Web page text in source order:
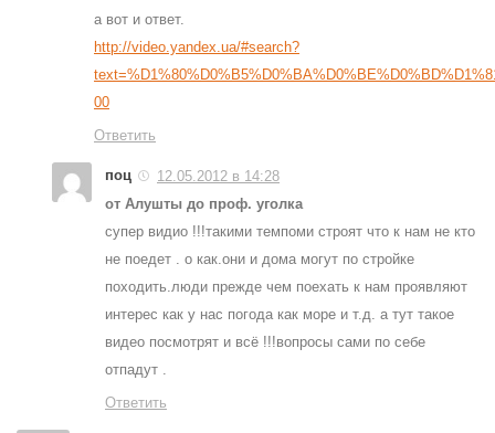
а вот и ответ.
http://video.yandex.ua/#search?
00
Ответить
поц
12.05.2012 в 14:28
от Алушты до проф. уголка
супер видио !!!такими темпоми строят что к нам не кто
не поедет . о как.они и дома могут по стройке
походить.люди прежде чем поехать к нам проявляют
интерес как у нас погода как море и т.д. а тут такое
видео посмотрят и всё !!!вопросы сами по себе
отпадут .
Ответить